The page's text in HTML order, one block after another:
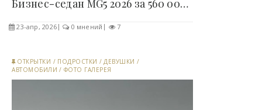
Бизнес-седан MG5 2026 за 560 000 рублей выпустили..
23-апр, 2026 0 мнений 7
ОТКРЫТКИ / ПОДРОСТКИ / ДЕВУШКИ /
АВТОМОБИЛИ / ФОТО ГАЛЕРЕЯ